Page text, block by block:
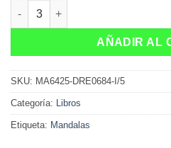
Libro armonia en Mandala 64pag
AÑADIR AL
SKU: MA6425-DRE0684-I/5
Categoría: Libros
Etiqueta: Mandalas